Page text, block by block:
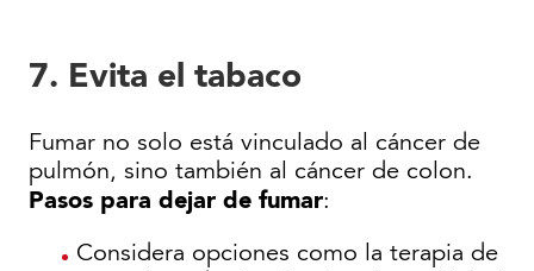
7. Evita el tabaco
Fumar no solo está vinculado al cáncer de
pulmón, sino también al cáncer de colon.
Pasos para dejar de fumar:
Considera opciones como la terapia de